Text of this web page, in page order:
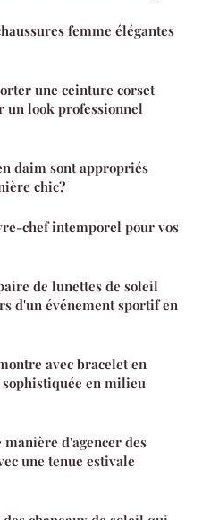
femme élégantes
une ceinture corset
un look professionnel
daim sont appropriés
chic?
chef intemporel pour vos
de lunettes de soleil
d'un événement sportif en
avec bracelet en
en milieu
d'agencer des
une tenue estivale